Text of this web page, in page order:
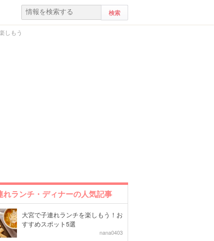
しもう
れランチ・ディナーの人気記事
大宮で子連れランチを楽しもう！お
すすめスポット5選
nana0403